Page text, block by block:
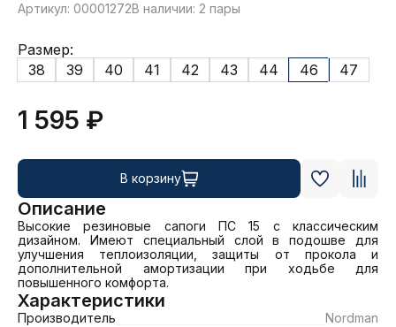
Артикул: 00001272В наличии: 2 пары
Размер:
38
39 40 41 42 43 44 46 47
1 595 ₽
В корзину
Описание
Высокие резиновые сапоги ПС 15 с классическим
дизайном. Имеют специальный слой в подошве для
улучшения теплоизоляции, защиты от прокола и
дополнительной амортизации при ходьбе для
повышенного комфорта.
Характеристики
Производитель
Nordman